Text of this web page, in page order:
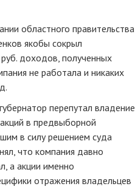
областного правительства
якобы сокрыл
доходов, полученных
не работала и никаких
перепутал владение
в предвыборной
в силу решением суда
что компания давно
а акции именно
отражения владельцев